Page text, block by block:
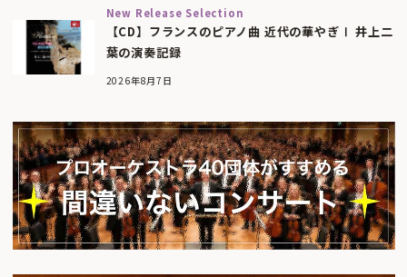
New Release Selection
【CD】フランスのピアノ曲 近代の華やぎⅠ 井上二
葉の演奏記録
2026年8月7日